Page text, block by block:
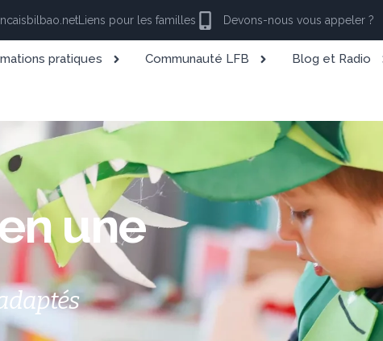
Liens pour les familles Devons-nous vous appeler ?
pratiques Communauté LFB Blog et Radio
une